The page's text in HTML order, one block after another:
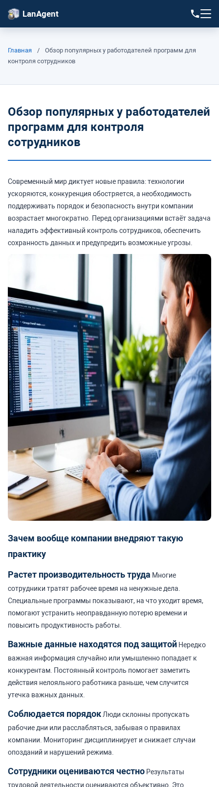
LanAgent
Главная /
Обзор популярных у работодателей программ для
контроля сотрудников
Обзор популярных у работодателей
программ для контроля
сотрудников
Современный мир диктует новые правила: технологии
ускоряются, конкуренция обостряется, а необходимость
поддерживать порядок и безопасность внутри компании
возрастает многократно. Перед организациями встаёт задача
наладить эффективный контроль сотрудников, обеспечить
сохранность данных и предупредить возможные угрозы.
Зачем вообще компании внедряют такую
практику
Растет производительность труда Многие
сотрудники тратят рабочее время на ненужные дела.
Специальные программы показывают, на что уходит время,
помогают устранить неоправданную потерю времени и
повысить продуктивность работы.
Важные данные находятся под защитой Нередко
важная информация случайно или умышленно попадает к
конкурентам. Постоянный контроль помогает заметить
действия нелояльного работника раньше, чем случится
утечка важных данных.
Соблюдается порядок Люди склонны пропускать
рабочие дни или расслабляться, забывая о правилах
компании. Мониторинг дисциплинирует и снижает случаи
опозданий и нарушений режима.
Сотрудники оцениваются честно Результаты
трудовой деятельности оцениваются объективно. Это